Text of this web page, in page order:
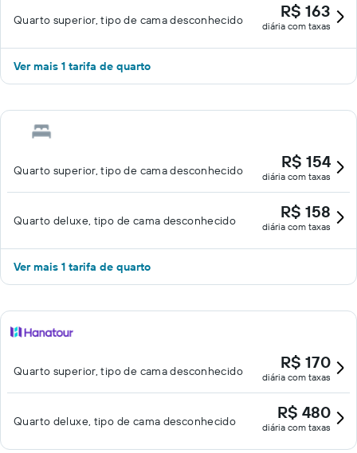
Quarto superior, tipo de cama desconhecido R$ 163
diária com taxas
Ver mais 1 tarifa de quarto
Quarto superior, tipo de cama desconhecido R$ 154
diária com taxas
Quarto deluxe, tipo de cama desconhecido R$ 158
diária com taxas
Ver mais 1 tarifa de quarto
Quarto superior, tipo de cama desconhecido R$ 170
diária com taxas
Quarto deluxe, tipo de cama desconhecido R$ 480
diária com taxas